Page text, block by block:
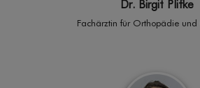
Dr. Birgit Plifke
Fachärztin für Orthopädie und